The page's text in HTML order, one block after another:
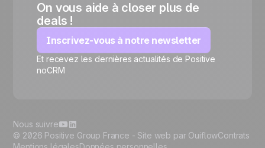
On vous aide à closer plus de
deals !
Inscrivez-vous à notre newsletter
Et recevez les dernières actualités de Positive
noCRM
© 2026 Positive Group France - Site web par OuiflowContrats
Nous suivre